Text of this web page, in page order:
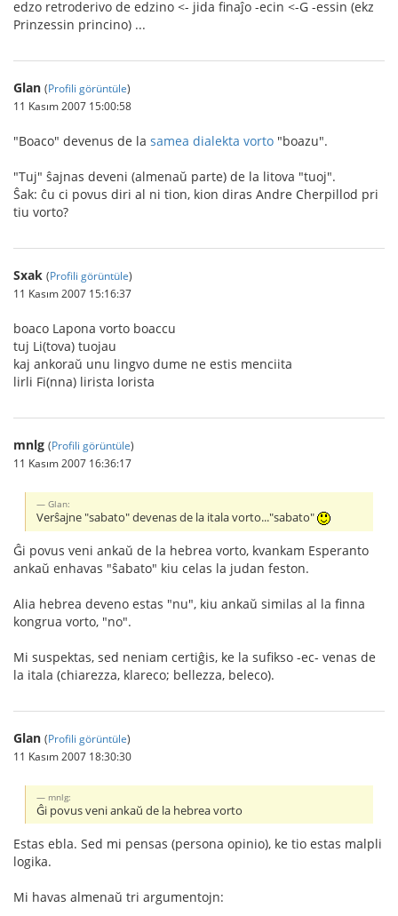
edzo retroderivo de edzino <- jida finaĵo -ecin <-G -essin (ekz
Prinzessin princino) ...
Glan (Profili görüntüle)
11 Kasım 2007 15:00:58
"Boaco" devenus de la samea dialekta vorto "boazu".
"Tuj" ŝajnas deveni (almenaŭ parte) de la litova "tuoj".
Ŝak: ĉu ci povus diri al ni tion, kion diras Andre Cherpillod pri
tiu vorto?
Sxak (Profili görüntüle)
11 Kasım 2007 15:16:37
boaco Lapona vorto boaccu
tuj Li(tova) tuojau
kaj ankoraŭ unu lingvo dume ne estis menciita
lirli Fi(nna) lirista lorista
mnlg (Profili görüntüle)
11 Kasım 2007 16:36:17
Glan:
Verŝajne "sabato" devenas de la itala vorto..."sabato"
Ĝi povus veni ankaŭ de la hebrea vorto, kvankam Esperanto
ankaŭ enhavas "ŝabato" kiu celas la judan feston.
Alia hebrea deveno estas "nu", kiu ankaŭ similas al la finna
kongrua vorto, "no".
Mi suspektas, sed neniam certiĝis, ke la sufikso -ec- venas de
la itala (chiarezza, klareco; bellezza, beleco).
Glan (Profili görüntüle)
11 Kasım 2007 18:30:30
mnlg:
Ĝi povus veni ankaŭ de la hebrea vorto
Estas ebla. Sed mi pensas (persona opinio), ke tio estas malpli
logika.
Mi havas almenaŭ tri argumentojn: